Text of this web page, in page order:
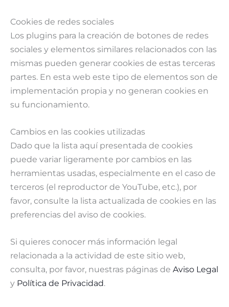
Cookies de redes sociales
Los plugins para la creación de botones de redes
sociales y elementos similares relacionados con las
mismas pueden generar cookies de estas terceras
partes. En esta web este tipo de elementos son de
implementación propia y no generan cookies en
su funcionamiento.
Cambios en las cookies utilizadas
Dado que la lista aquí presentada de cookies
puede variar ligeramente por cambios en las
herramientas usadas, especialmente en el caso de
terceros (el reproductor de YouTube, etc.), por
favor, consulte la lista actualizada de cookies en las
preferencias del aviso de cookies.
Si quieres conocer más información legal
relacionada a la actividad de este sitio web,
consulta, por favor, nuestras páginas de Aviso Legal
y Política de Privacidad.